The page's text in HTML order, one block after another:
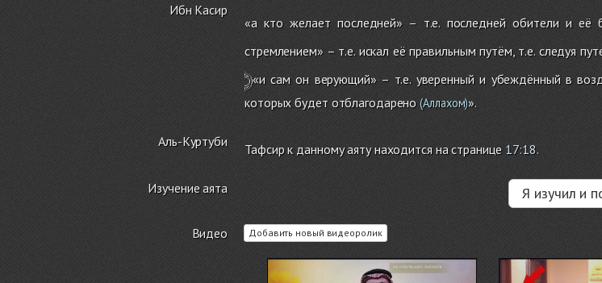
Ибн Касир
«а кто желает последней» – т.е. последней обители и её
стремлением» – т.е. искал её правильным путём, т.е. следуя
﴿«и сам он верующий» – т.е. уверенный и убеждённый в
которых будет отблагодарено (Аллахом)».
Аль-Куртуби Тафсир к данному аяту находится на странице 17:18.
Изучение аята Я изучил и
Видео Добавить новый видеоролик